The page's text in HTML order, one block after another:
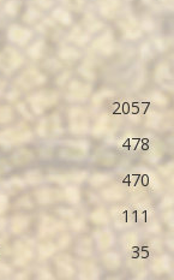
2057
478
470
111
35